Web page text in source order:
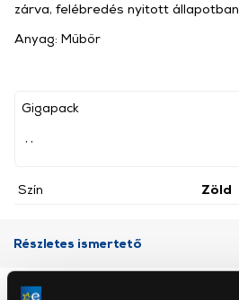
Gigapack
Szín Zöld
zárva, felébredés nyitott állapotban
Anyag: Műbőr
Részletes ismertető